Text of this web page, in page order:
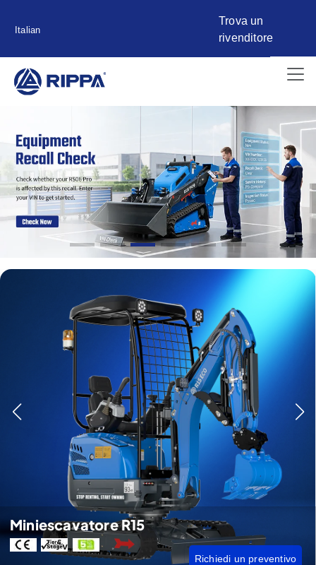
Italian
Trova un
rivenditore
Miniescavatore R15
Richiedi un preventivo